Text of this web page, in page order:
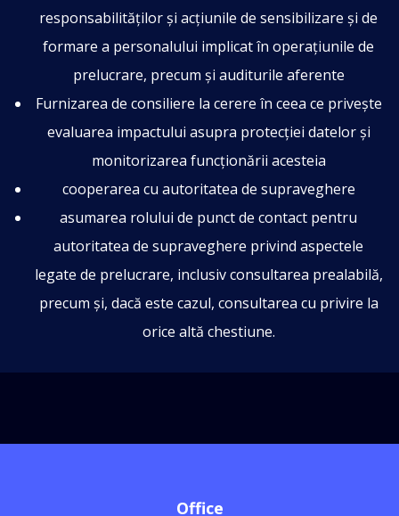
responsabilităților și acțiunile de sensibilizare și de
formare a personalului implicat în operațiunile de
prelucrare, precum și auditurile aferente
Furnizarea de consiliere la cerere în ceea ce privește
evaluarea impactului asupra protecției datelor și
monitorizarea funcționării acesteia
cooperarea cu autoritatea de supraveghere
asumarea rolului de punct de contact pentru
autoritatea de supraveghere privind aspectele
legate de prelucrare, inclusiv consultarea prealabilă,
precum și, dacă este cazul, consultarea cu privire la
orice altă chestiune.
Office